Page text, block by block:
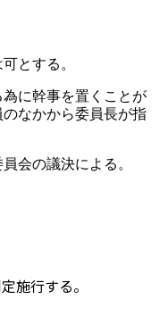
とする。
に幹事を置くことが
なかから委員長が指
会の議決による。
施行する。